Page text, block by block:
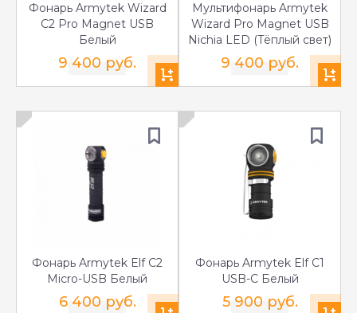
Фонарь Armytek Wizard
C2 Pro Magnet USB
Белый
9 400 руб.
Мультифонарь Armytek
Wizard Pro Magnet USB
Nichia LED (Тёплый свет)
9 400 руб.
Фонарь Armytek Elf C2
Micro-USB Белый
6 400 руб.
Фонарь Armytek Elf C1
USB-C Белый
5 900 руб.